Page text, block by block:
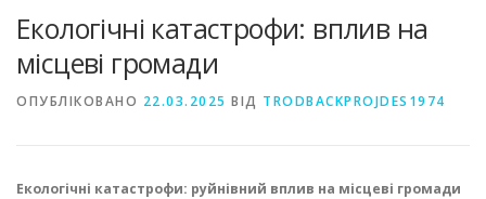
Екологічні катастрофи: вплив на
місцеві громади
ОПУБЛІКОВАНО 22.03.2025 ВІД TRODBACKPROJDES1974
Екологічні катастрофи: руйнівний вплив на місцеві громади